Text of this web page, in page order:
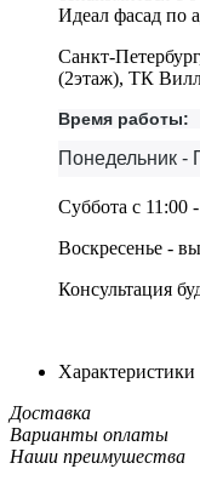
Идеал фасад по
Санкт-
(2этаж), ТК
Время работы:
Понедельник -
Суббота с 11:00
Воскресенье -
Консультация
Характеристики
Доставка
Варианты оплаты
Наши преимушества